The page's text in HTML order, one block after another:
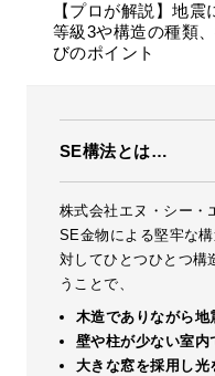
【プロが解説】地
等級3や構造の種類
びのポイント
SE構法とは…
株式会社エヌ・シー・
SE金物による堅牢な
対してひとつひとつ構
うことで、
木造でありながら地
壁や柱が少ない室内
大きな窓を採用し光